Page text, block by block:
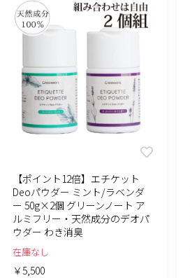
【ポイント12倍】エチケット
Deoパウダー ミント/ラベンダ
ー 50g×2個 グリーンノート ア
ルミフリー・天然成分のデオパ
ウダー わき消臭
在庫なし
￥5,500